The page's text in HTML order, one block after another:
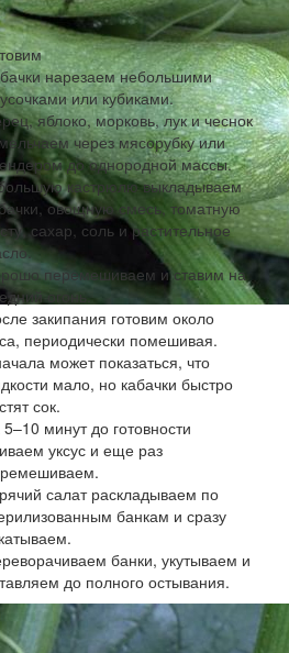
нарезаем небольшими
или кубиками.
яблоко, морковь, лук и чеснок
через мясорубку или
до однородной массы.
кастрюлю выкладываем
овощную смесь, томатную
сахар, соль и растительное
перемешиваем и ставим на
огонь.
закипания готовим около
периодически помешивая.
может показаться, что
мало, но кабачки быстро
сок.
минут до готовности
уксус и еще раз
салат раскладываем по
банкам и сразу
банки, укутываем и
до полного остывания.